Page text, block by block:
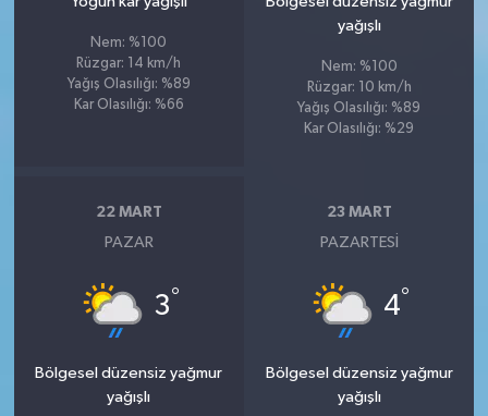
Nem: %100
Rüzgar: 14 km/h
Yağış Olasılığı: %89
Kar Olasılığı: %66
yağışlı
Nem: %100
Rüzgar: 10 km/h
Yağış Olasılığı: %89
Kar Olasılığı: %29
22 MART
PAZAR
3°
Bölgesel düzensiz yağmur
yağışlı
23 MART
PAZARTESI
4°
Bölgesel düzensiz yağmur
yağışlı